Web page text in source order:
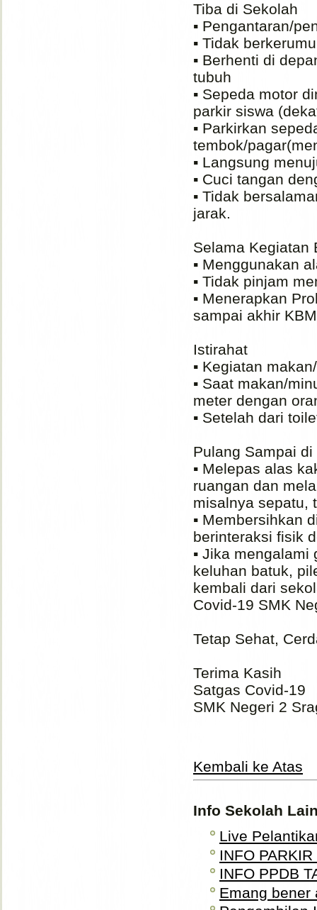
Tiba di Sekolah
▪️ Pengantaran/
▪️ Tidak
▪️ Berhenti di
tubuh
▪️ Sepeda motor
parkir siswa
▪️ Parkirkan
tembok/
▪️ Langsung
▪️ Cuci tangan
▪️ Tidak
jarak.
Selama Kegiatan
▪️ Menggunakan
▪️ Tidak pinjam
▪️ Menerapkan
sampai akhir
Istirahat
▪️ Kegiatan
▪️ Saat makan/
meter dengan
▪️ Setelah dari
Pulang Sampai di
▪️ Melepas alas
ruangan dan
misalnya sepatu,
▪️ Membersihkan
berinteraksi fisik
▪️ Jika mengalami
keluhan batuk,
kembali dari
Covid-19 SMK
Tetap Sehat,
Terima Kasih
Satgas Covid-19
SMK Negeri 2
Kembali ke Atas
Info Sekolah
Live
INFO
INFO PPDB
Emang bener